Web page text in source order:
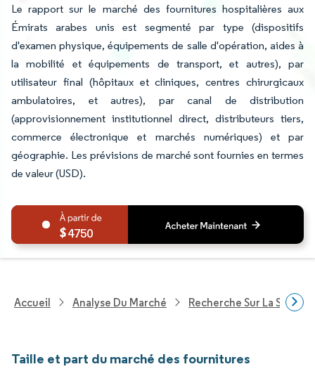
Le rapport sur le marché des fournitures hospitalières aux
Émirats arabes unis est segmenté par type (dispositifs
d'examen physique, équipements de salle d'opération, aides à
la mobilité et équipements de transport, et autres), par
utilisateur final (hôpitaux et cliniques, centres chirurgicaux
ambulatoires, et autres), par canal de distribution
(approvisionnement institutionnel direct, distributeurs tiers,
commerce électronique et marchés numériques) et par
géographie. Les prévisions de marché sont fournies en termes
de valeur (USD).
4750
Accueil Analyse Du Marché Recherche Sur La Santé
Taille et part du marché des fournitures